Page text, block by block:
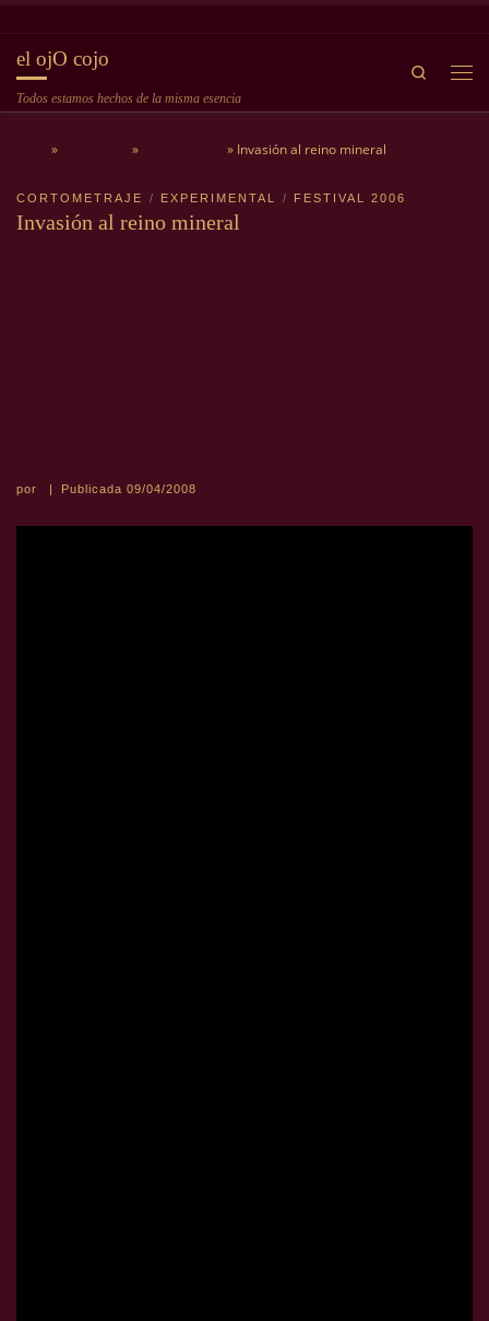
el ojO cojo
Todos estamos hechos de la misma esencia
Search
» » » Invasión al reino mineral
CORTOMETRAJE EXPERIMENTAL FESTIVAL 2006
Invasión al reino mineral
por | Publicada 09/04/2008